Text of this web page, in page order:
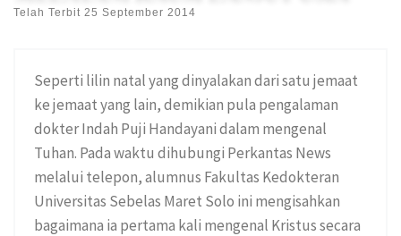
Telah Terbit 25 September 2014
Seperti lilin natal yang dinyalakan dari satu jemaat
ke jemaat yang lain, demikian pula pengalaman
dokter Indah Puji Handayani dalam mengenal
Tuhan. Pada waktu dihubungi Perkantas News
melalui telepon, alumnus Fakultas Kedokteran
Universitas Sebelas Maret Solo ini mengisahkan
bagaimana ia pertama kali mengenal Kristus secara